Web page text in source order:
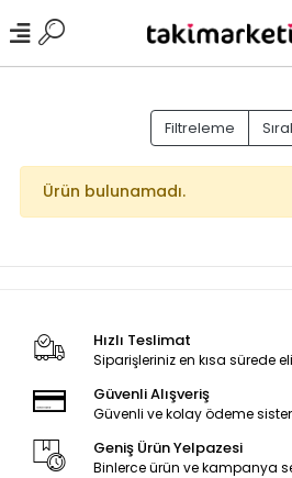
Filtreleme
Ürün bulunamadı.
Hızlı Teslimat
Siparişleriniz en kısa sürede
Güvenli Alışveriş
Güvenli ve kolay ödeme
Geniş Ürün Yelpazesi
Binlerce ürün ve kampanya